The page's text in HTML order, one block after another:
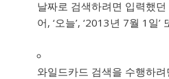
날짜로 검색하려면 입력했
어, ‘오늘’, ‘2013년 7월 1일’
와일드카드 검색을 수행하려